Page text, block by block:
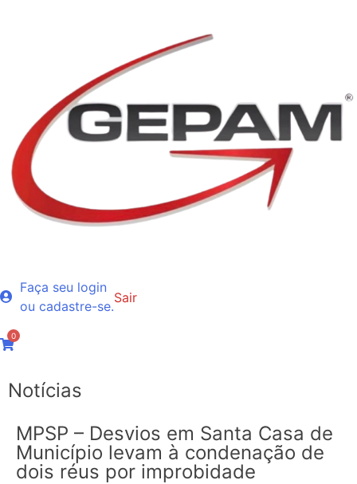
Faça seu login
ou cadastre-se.
Sair
0
Notícias
MPSP – Desvios em Santa Casa de
Município levam à condenação de
dois réus por improbidade